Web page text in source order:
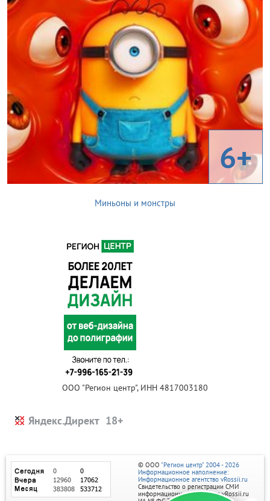
6+
Миньоны и монстры
ООО "Регион центр", ИНН 4817003180
Яндекс.Директ
© ООО "Регион центр" 2004 - 2026
Информационное наполнение:
Информационное агентство vRossii.ru
Свидетельство о регистрации СМИ
информационного агентства vRossii.ru